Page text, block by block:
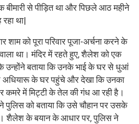
बीमारी से पीड़ित था और पिछले आठ महीने
था|
को पूरा परिवार पूजा-अर्चना करने के
था। मंदिर में रहते हुए, शैलेश को एक
उन्होंने बताया कि उनके भाई के घर से धुआं
अधियारू के घर पहुंचे और देखा कि उनका
में मिट्टी के तेल की गंध आ रही है।
को बताया कि उसे चौहान पर उसके
शैलेश के बयान के आधार पर, पुलिस ने